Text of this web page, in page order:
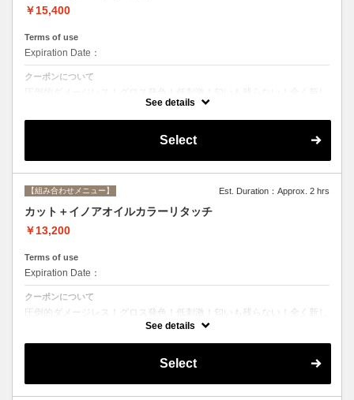
￥15,400
Terms of use
Expiration Date：
クーポンについて
い処方のイノアオイルカラーのセットメニュー☆
See details
Select
【組み合わせメニュー】 Est. Duration：Approx. 2 hrs
カット＋イノアオイルカラーリタッチ
￥13,200
Terms of use
Expiration Date：
クーポンについて
圧倒的ダメージレス！グロス発色！低刺激！匂いも残らない！全く新し
い処方のイノアオイルカラーのセットメニュー☆ ※根元２ｃｍまでの
See details
Select